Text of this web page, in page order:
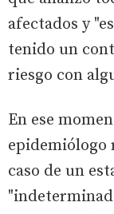
afectados y
tenido un
riesgo con
En ese
epidemiólogo
caso de un